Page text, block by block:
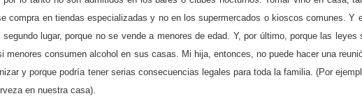
compra en tiendas especializadas y no en los supermercados o kioscos comunes. Y
lugar, porque no se vende a menores de edad. Y, por último, porque las leyes
menores consumen alcohol en sus casas. Mi hija, entonces, no puede hacer una
y porque podría tener serias consecuencias legales para toda la familia. (Por
en nuestra casa).